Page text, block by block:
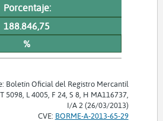
Porcentaje:
188.846,75
%
Boletín Oficial del Registro Mercantil
5098, L 4005, F 24, S 8, H MA116737,
I/A 2 (26/03/2013)
CVE: BORME-A-2013-65-29